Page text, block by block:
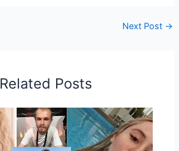
Next Post →
Related Posts